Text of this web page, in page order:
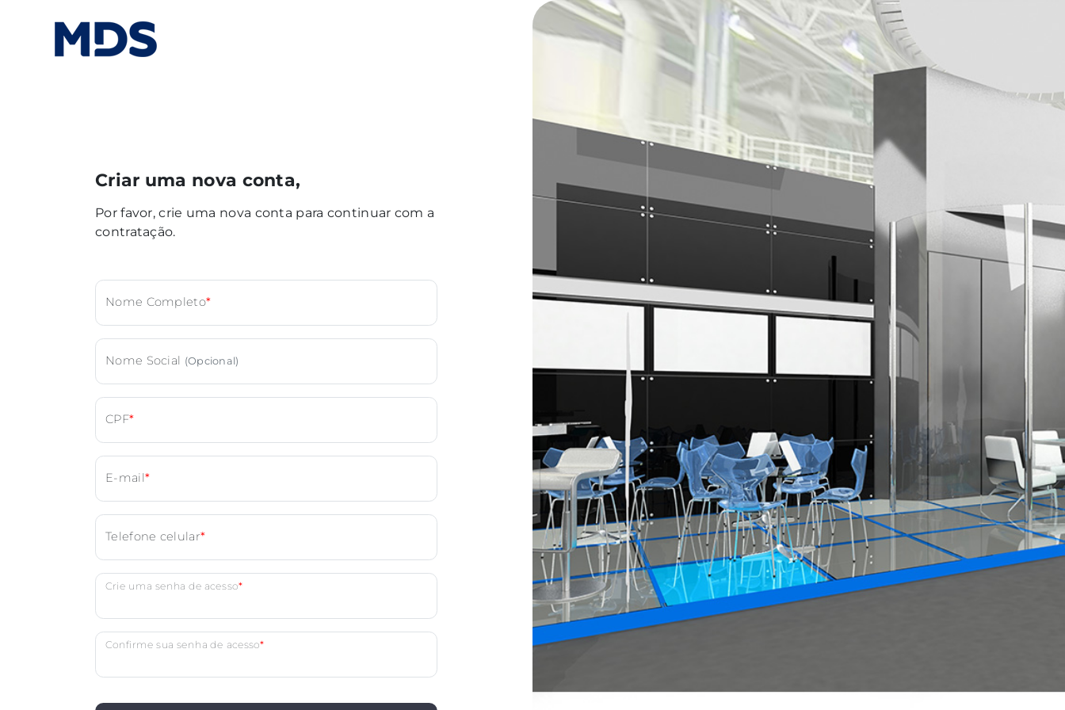
Criar uma nova conta,
Por favor, crie uma nova conta para continuar com a
contratação.
Nome Completo*
Nome Social (Opcional)
CPF*
E-mail*
Telefone celular*
Crie uma senha de acesso*
Confirme sua senha de acesso*